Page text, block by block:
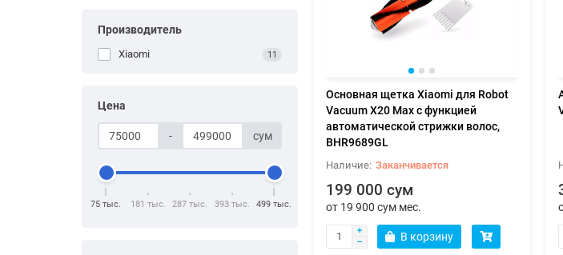
Производитель
Xiaomi 11
Цена
- сум
75 тыс. 181 тыс. 287 тыс. 393 тыс. 499 тыс.
Основная щетка Xiaomi для Robot
Vacuum X20 Max с функцией
автоматической стрижки волос,
BHR9689GL
Заканчивается
199 000 сум
от 19 900 сум мес.
В корзину